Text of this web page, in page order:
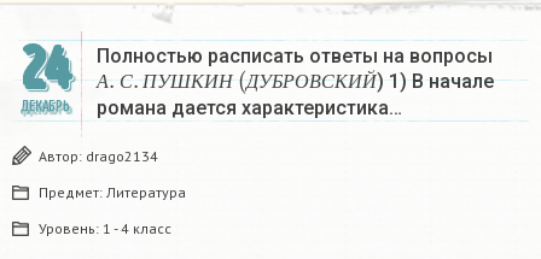
24
ДЕКАБРЬ
Полностью расписать ответы на вопросы
А С П У Ш КИ Н
А.С.ПУШК ИН
Д УБР ОВ СКИЙ
(ДУБР ОВСКИЙ
) 1) В начале
романа дается характеристика…
Автор: drago2134
Предмет: Литература
Уровень: 1 - 4 класс